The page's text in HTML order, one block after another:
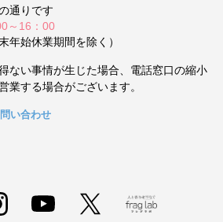
通りです
～16：00
年始休業期間を除く）
ない事情が生じた場合、電話窓口の縮小
業する場合がございます。
い合わせ